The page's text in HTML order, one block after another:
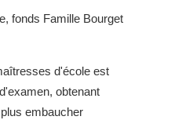
fonds Famille Bourget
d'école est
obtenant
embaucher